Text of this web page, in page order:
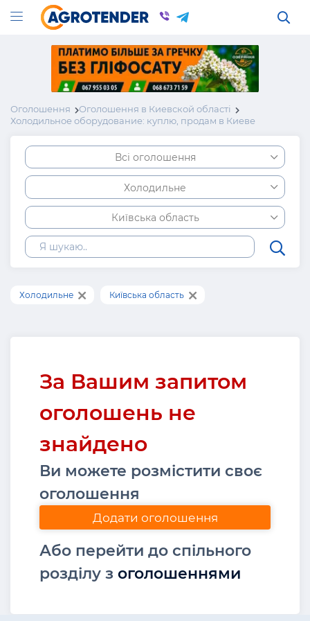
Оголошення
Оголошення в Киевской області
Холодильное оборудование: куплю, продам в Киеве
Всі оголошення
Холодильне
Київська область
Холодильне Київська область
За Вашим запитом
оголошень не
знайдено
Ви можете розмістити своє
оголошення
Додати оголошення
Або перейти до спільного
розділу з оголошеннями